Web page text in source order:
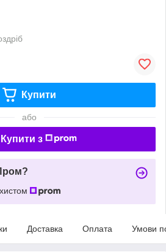
Купити
або
Купити з
Доставка Оплата Умови